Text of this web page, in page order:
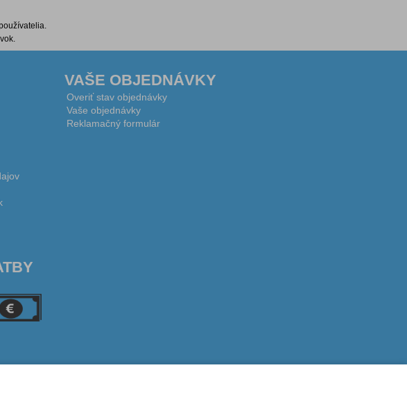
VAŠE OBJEDNÁVKY
Overiť stav objednávky
Vaše objednávky
Reklamačný formulár